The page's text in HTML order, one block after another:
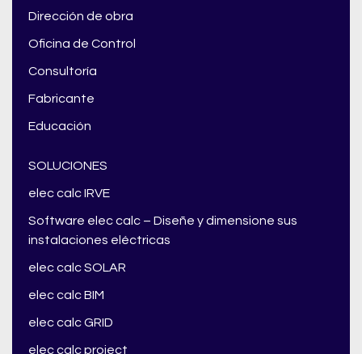
Dirección de obra
Oficina de Control
Consultoría
Fabricante
Educación
SOLUCIONES
elec calc IRVE
Software elec calc – Diseñe y dimensione sus
instalaciones eléctricas
elec calc SOLAR
elec calc BIM
elec calc GRID
elec calc project